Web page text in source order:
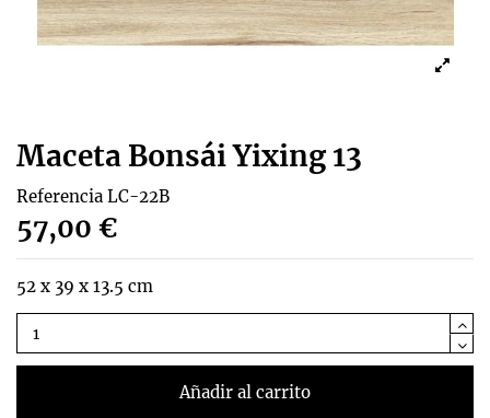
Maceta Bonsái Yixing 13
Referencia LC-22B
57,00 €
52 x 39 x 13.5 cm
Añadir al carrito